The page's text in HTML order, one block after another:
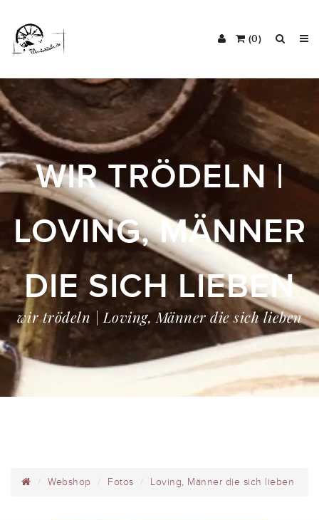
(0)
WIR TRÖDELN |
LOVING, MÄNNER
DIE SICH LIEBEN
wir trödeln | Loving, Männer die sich lieben
Webshop Fotos Loving, Männer die sich lieben